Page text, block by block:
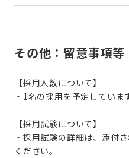
その他：留意事項等
【採用人数について】
・1名の採用を予定していま
【採用試験について】
・採用試験の詳細は、添付
ください。